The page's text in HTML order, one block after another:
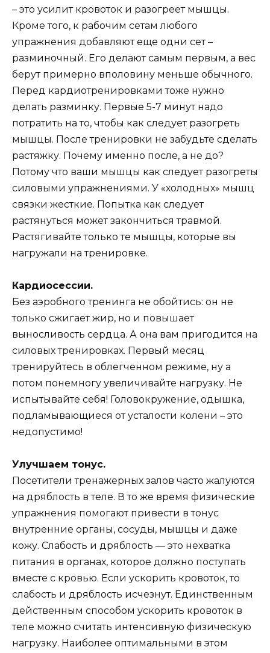
– это усилит кровоток и разогреет мышцы.
Кроме того, к рабочим сетам любого
упражнения добавляют еще одни сет –
разминочный. Его делают самым первым, а вес
берут примерно вполовину меньше обычного.
Перед кардиотренировками тоже нужно
делать разминку. Первые 5-7 минут надо
потратить на то, чтобы как следует разогреть
мышцы. После тренировки не забудьте сделать
растяжку. Почему именно после, а не до?
Потому что ваши мышцы как следует разогреты
силовыми упражнениями. У «холодных» мышц
связки жесткие. Попытка как следует
растянуться может закончиться травмой.
Растягивайте только те мышцы, которые вы
нагружали на тренировке.
Кардиосессии.
Без аэробного тренинга не обойтись: он не
только сжигает жир, но и повышает
выносливость сердца. А она вам пригодится на
силовых тренировках. Первый месяц
тренируйтесь в облегченном режиме, ну а
потом понемногу увеличивайте нагрузку. Не
испытывайте себя! Головокружение, одышка,
подламывающиеся от усталости колени – это
недопустимо!
Улучшаем тонус.
Посетители тренажерных залов часто жалуются
на дряблость в теле. В то же время физические
упражнения помогают привести в тонус
внутренние органы, сосуды, мышцы и даже
кожу. Слабость и дряблость — это нехватка
питания в органах, которое должно поступать
вместе с кровью. Если ускорить кровоток, то
слабость и дряблость исчезнут. Единственным
действенным способом ускорить кровоток в
теле можно считать интенсивную физическую
нагрузку. Наиболее оптимальными в этом